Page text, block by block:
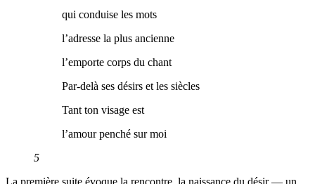
qui conduise les mots
l’adresse la plus ancienne
l’emporte corps du chant
Par-delà ses désirs et les siècles
Tant ton visage est
l’amour penché sur moi
5